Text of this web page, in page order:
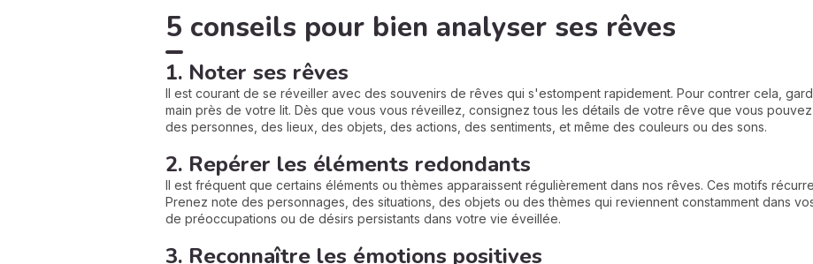
5 conseils pour bien analyser ses rêves
1. Noter ses rêves
Il est courant de se réveiller avec des souvenirs de rêves qui s'estompent rapidement. Pour contrer cela,
main près de votre lit. Dès que vous vous réveillez, consignez tous les détails de votre rêve que vous
des personnes, des lieux, des objets, des actions, des sentiments, et même des couleurs ou des sons.
2. Repérer les éléments redondants
Il est fréquent que certains éléments ou thèmes apparaissent régulièrement dans nos rêves. Ces motifs
Prenez note des personnages, des situations, des objets ou des thèmes qui reviennent constamment dans
de préoccupations ou de désirs persistants dans votre vie éveillée.
3. Reconnaître les émotions positives